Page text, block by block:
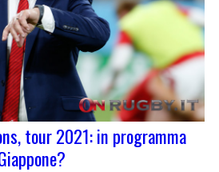
tour 2021: in programma